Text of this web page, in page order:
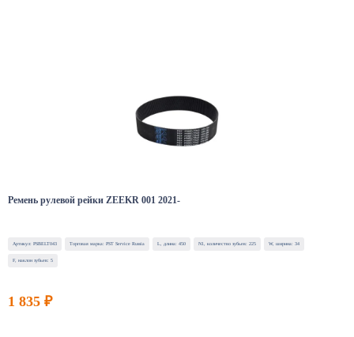
Ремень рулевой рейки ZEEKR 001 2021-
Артикул: PSBELT043 Торговая марка: PST Service Russia L, длина: 450 N1, количество зубьев: 225 W, ширина: 34
F, наклон зубьев: 5
1 835 ₽